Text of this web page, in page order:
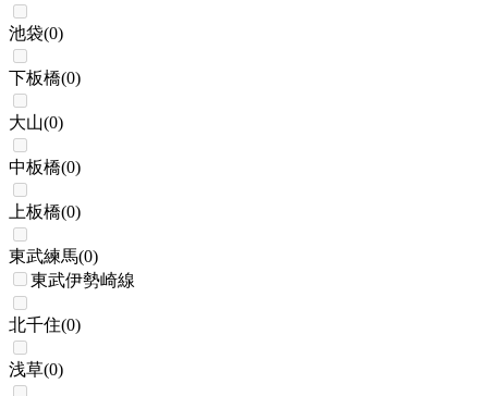
池袋(0)
下板橋(0)
大山(0)
中板橋(0)
上板橋(0)
東武練馬(0)
東武伊勢崎線
北千住(0)
浅草(0)